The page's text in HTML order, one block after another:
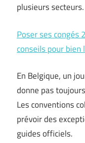
plusieurs secteurs.
Poser ses congés
conseils pour bien
En Belgique, un
donne pas
Les conventions
prévoir des
guides officiels.